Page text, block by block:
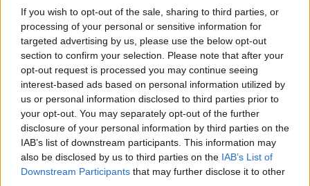
If you wish to opt-out of the sale, sharing to third parties, or
processing of your personal or sensitive information for
targeted advertising by us, please use the below opt-out
section to confirm your selection. Please note that after your
opt-out request is processed you may continue seeing
interest-based ads based on personal information utilized by
us or personal information disclosed to third parties prior to
your opt-out. You may separately opt-out of the further
disclosure of your personal information by third parties on the
IAB’s list of downstream participants. This information may
also be disclosed by us to third parties on the IAB’s List of
Downstream Participants that may further disclose it to other
Staran luetuimmat
1